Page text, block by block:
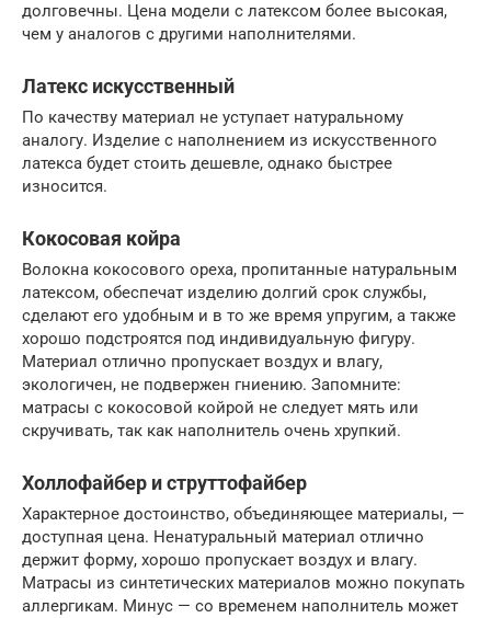
долговечны. Цена модели с латексом более высокая,
чем у аналогов с другими наполнителями.
Латекс искусственный
По качеству материал не уступает натуральному
аналогу. Изделие с наполнением из искусственного
латекса будет стоить дешевле, однако быстрее
износится.
Кокосовая койра
Волокна кокосового ореха, пропитанные натуральным
латексом, обеспечат изделию долгий срок службы,
сделают его удобным и в то же время упругим, а также
хорошо подстроятся под индивидуальную фигуру.
Материал отлично пропускает воздух и влагу,
экологичен, не подвержен гниению. Запомните:
матрасы с кокосовой койрой не следует мять или
скручивать, так как наполнитель очень хрупкий.
Холлофайбер и струттофайбер
Характерное достоинство, объединяющее материалы, —
доступная цена. Ненатуральный материал отлично
держит форму, хорошо пропускает воздух и влагу.
Матрасы из синтетических материалов можно покупать
аллергикам. Минус — со временем наполнитель может